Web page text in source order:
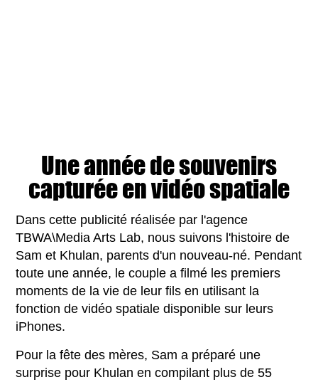
Une année de souvenirs
capturée en vidéo spatiale
Dans cette publicité réalisée par l'agence
TBWA\Media Arts Lab, nous suivons l'histoire de
Sam et Khulan, parents d'un nouveau-né. Pendant
toute une année, le couple a filmé les premiers
moments de la vie de leur fils en utilisant la
fonction de vidéo spatiale disponible sur leurs
iPhones.
Pour la fête des mères, Sam a préparé une
surprise pour Khulan en compilant plus de 55